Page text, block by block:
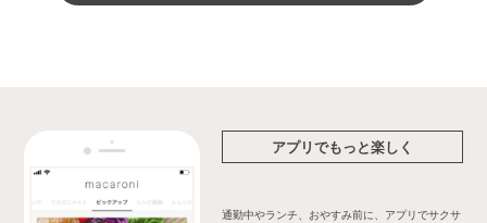
アプリでもっと楽しく
通勤中やランチ、おやすみ前に、アプリでサクサ